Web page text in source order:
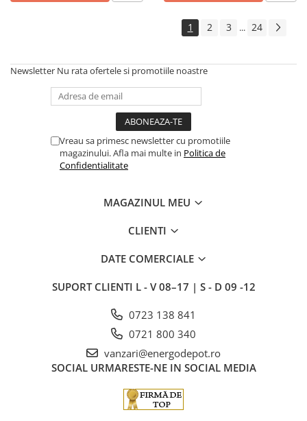
1 2 3 ... 24
Newsletter Nu rata ofertele si promotiile noastre
Vreau sa primesc newsletter cu promotiile
magazinului. Afla mai multe in Politica de
Confidentialitate
MAGAZINUL MEU
CLIENTI
DATE COMERCIALE
SUPORT CLIENTI L - V 08–17 | S - D 09 -12
0723 138 841
0721 800 340
vanzari@energodepot.ro
SOCIAL URMARESTE-NE IN SOCIAL MEDIA